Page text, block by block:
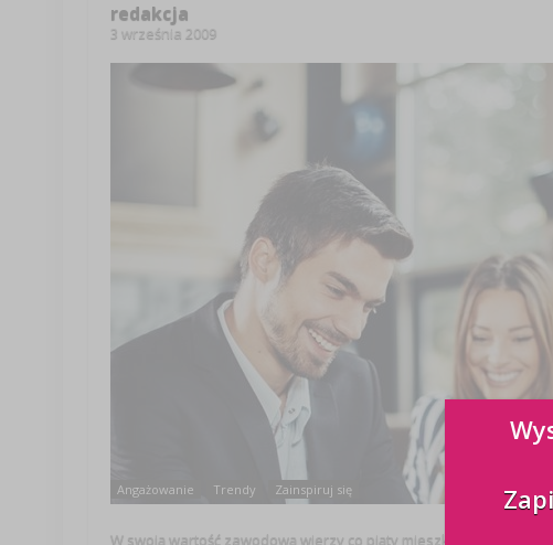
redakcja
3 września 2009
Angażowanie Trendy Zainspiruj się
W swoją wartość zawodową wierzy co piąty mieszkaniec państw